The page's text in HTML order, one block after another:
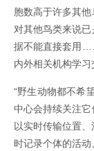
胞数高于许多其
对其他鸟类来说
据不能直接套用
内外相关机构学习
“野生动物都不希
中心会持续关注
以实时传输位置
时记录个体的活动